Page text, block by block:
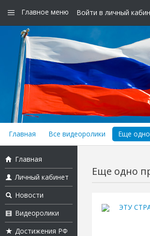
Главное меню Войти в личный
Главная Все видеоролики Еще
Главная
Личный кабинет
Новости
Видеоролики
Достижения РФ
Еще одно
ЭТУ